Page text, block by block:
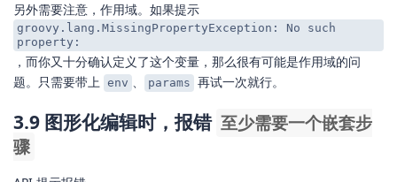
另外需要注意，作用域。如果提示
groovy.lang.MissingPropertyException: No such
property:
，而你又十分确认定义了这个变量，那么很有可能是作用域的问
题。只需要带上 env 、 params 再试一次就行。
3.9 图形化编辑时，报错 至少需要一个嵌套步
骤